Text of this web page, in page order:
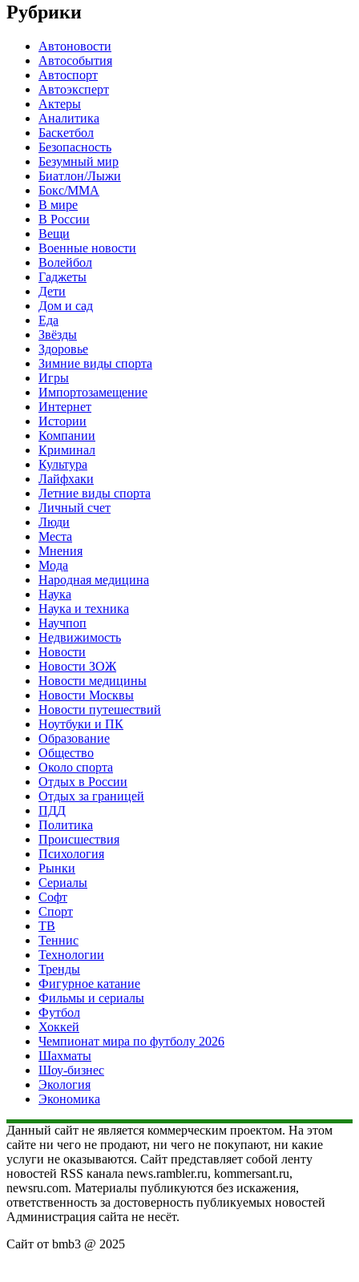
Рубрики
Автоновости
Автособытия
Автоспорт
Автоэксперт
Актеры
Аналитика
Баскетбол
Безопасность
Безумный мир
Биатлон/Лыжи
Бокс/MMA
В мире
В России
Вещи
Военные новости
Волейбол
Гаджеты
Дети
Дом и сад
Еда
Звёзды
Здоровье
Зимние виды спорта
Игры
Импортозамещение
Интернет
Истории
Компании
Криминал
Культура
Лайфхаки
Летние виды спорта
Личный счет
Люди
Места
Мнения
Мода
Народная медицина
Наука
Наука и техника
Научпоп
Недвижимость
Новости
Новости ЗОЖ
Новости медицины
Новости Москвы
Новости путешествий
Ноутбуки и ПК
Образование
Общество
Около спорта
Отдых в России
Отдых за границей
ПДД
Политика
Происшествия
Психология
Рынки
Сериалы
Софт
Спорт
ТВ
Теннис
Технологии
Тренды
Фигурное катание
Фильмы и сериалы
Футбол
Хоккей
Чемпионат мира по футболу 2026
Шахматы
Шоу-бизнес
Экология
Экономика
Данный сайт не является коммерческим проектом. На этом
сайте ни чего не продают, ни чего не покупают, ни какие
услуги не оказываются. Сайт представляет собой ленту
новостей RSS канала news.rambler.ru, kommersant.ru,
newsru.com. Материалы публикуются без искажения,
ответственность за достоверность публикуемых новостей
Администрация сайта не несёт.
Сайт от bmb3 @ 2025